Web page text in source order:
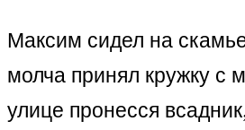
Максим сидел на
молча принял кружку с
улице пронесся